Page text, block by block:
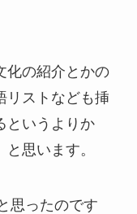
化の紹介とかの
リストなども挿
というよりか
思います。
思ったのです